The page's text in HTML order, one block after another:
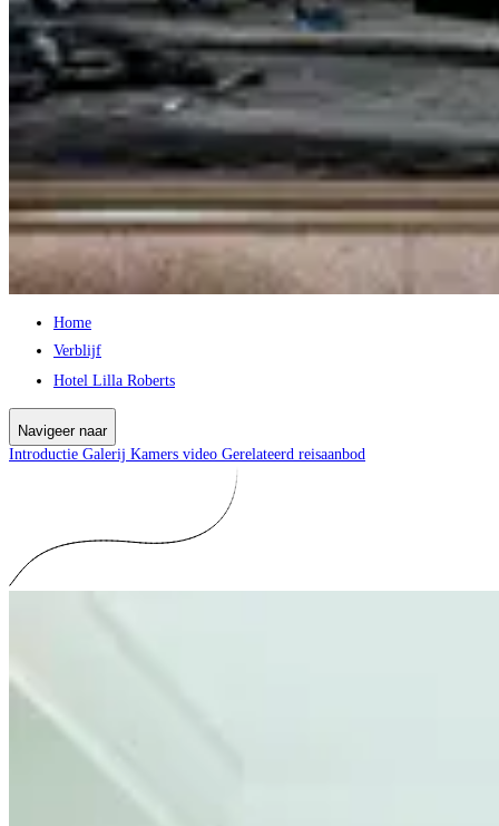
Home
Verblijf
Hotel Lilla Roberts
Navigeer naar
Introductie Galerij Kamers video Gerelateerd reisaanbod